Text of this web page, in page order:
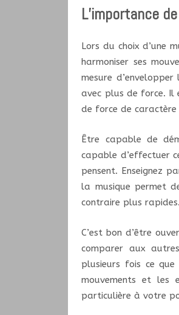
L’importance
Lors du choix d’une
harmoniser ses
mesure
avec plus de force. Il
de force de
Être capable de
capable d’effectuer
pensent. Enseignez
la musique permet
contraire plus rapides.
C’est bon d’être
comparer aux
plusieurs fois ce
mouvements et les
particulière à votre